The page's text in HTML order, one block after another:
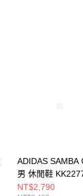
ADIDAS SAMBA
男 休閒鞋
NT$2,790